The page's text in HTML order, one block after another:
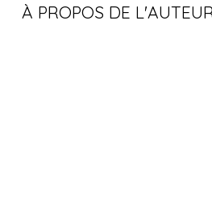
À PROPOS DE